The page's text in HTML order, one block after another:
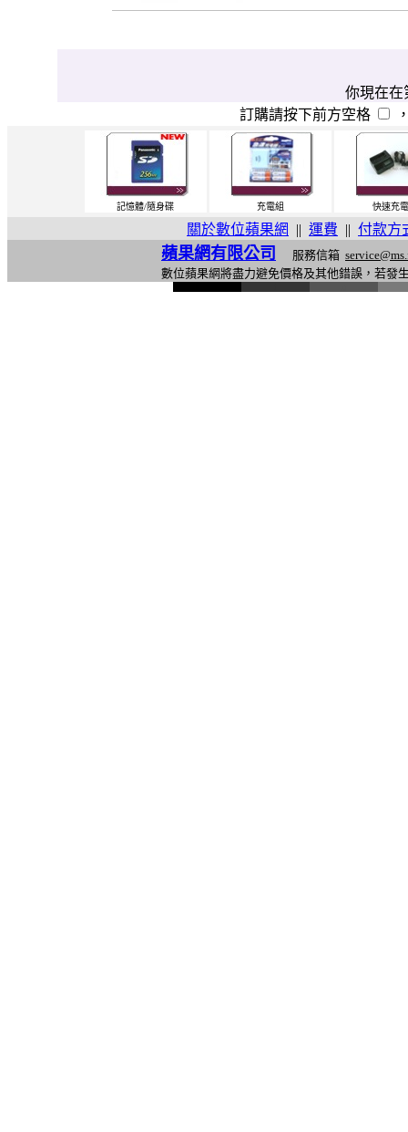
你現在在
訂購請按下前方空格
記憶體/隨身碟 充電組 快速充
關於數位蘋果網 || 運費 || 付款方
蘋果網有限公司 服務信箱
數位蘋果網將盡力避免價格及其他錯誤，若發